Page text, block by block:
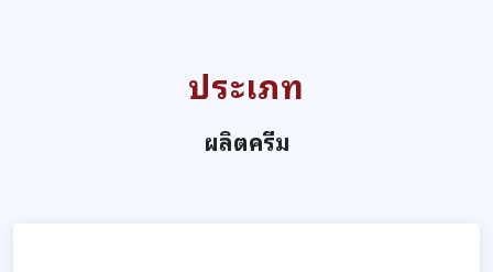
ประเภท
ผลิตครีม